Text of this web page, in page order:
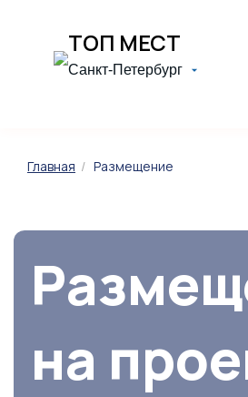
ТОП МЕСТ
Санкт-Петербург
Главная Размещение
на